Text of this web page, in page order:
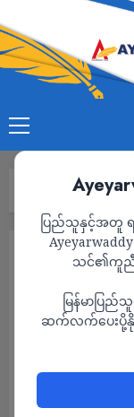
ပြည်သူနှင့်အတူ
သင်၏ကူညီ
မြန်မာပြ
ဆက်လက်ပေးပို့နိုင်
နိုင်ငံတကာ
နိုင်ငံတကာ